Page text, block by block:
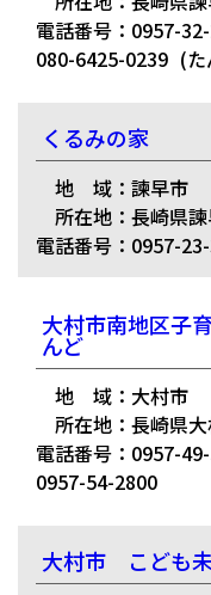
電話番号：0957-
080-6425-0239 (
くるみの家
地 域：諫早市
所在地：長崎県
電話番号：0957-
大村市南地区子
んど
地 域：大村市
所在地：長崎県
電話番号：0957-
0957-54-2800
大村市 こども